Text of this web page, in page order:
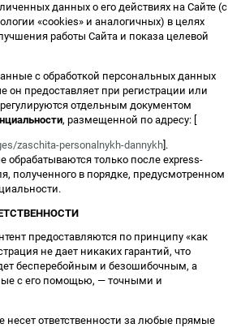
данных о его действиях на Сайте (с
«cookies» и аналогичных) в целях
работы Сайта и показа целевой
с обработкой персональных данных
он предоставляет при регистрации или
отдельным документом
, размещенной по адресу: [
zaschita-personalnykh-dannykh ].
только после express-
полученного в порядке, предусмотренном
предоставляются по принципу «как
не дает никаких гарантий, что
бесперебойным и безошибочным, а
с его помощью, — точными и
несет ответственности за любые прямые